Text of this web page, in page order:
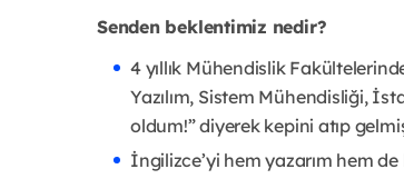
Senden beklentimiz nedir?
4 yıllık Mühendislik
Yazılım, Sistem Mühendisliği,
oldum!” diyerek kepini atıp
İngilizce’yi hem yazarım hem